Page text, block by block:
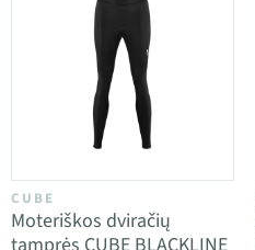
CUBE
Moteriškos dviračių